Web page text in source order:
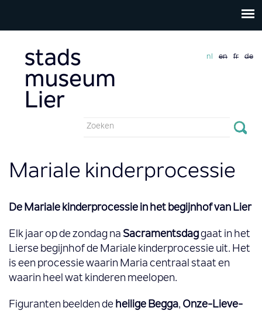
Zoekveld
nl en fr de
Mariale kinderprocessie
De Mariale kinderprocessie in het begijnhof van Lier
Elk jaar op de zondag na Sacramentsdaggaat in het
Lierse begijnhof de Mariale kinderprocessie uit. Het
is een processie waarin Maria centraal staat en
waarin heel wat kinderen meelopen.
Figuranten beelden de heilige Begga, Onze-Lieve-